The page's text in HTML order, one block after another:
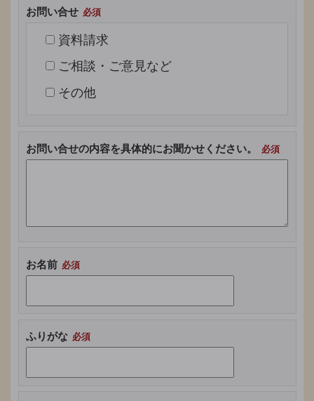
お問い合せ
資料請求
ご相談・ご意見など
その他
お問い合せの内容を具体的にお聞かせください。
お名前
ふりがな